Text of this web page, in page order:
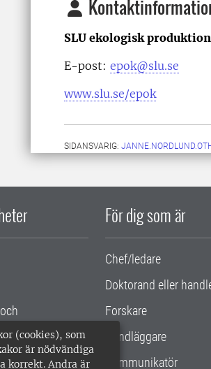
(cookies), som
är nödvändiga
korrekt. Andra är
SLU ekologisk
E-post: epok@slu.se
www.slu.se/epok
SIDANSVARIG:
För dig som är
Chef/ledare
Doktorand eller
Forskare
Handläggare
Kommunikatör